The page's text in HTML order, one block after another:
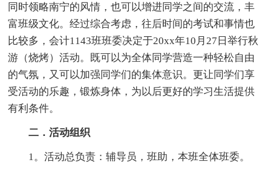
同时领略南宁的风情，也可以增进同学之间的交流，丰
富班级文化。经过综合考虑，往后时间的考试和事情也
比较多，会计1143班班委决定于20xx年10月27日举行秋
游（烧烤）活动。既可以为全体同学营造一种轻松自由
的气氛，又可以加强同学们的集体意识。更让同学们享
受活动的乐趣，锻炼身体，为以后更好的学习生活提供
有利条件。
二．活动组织
1。活动总负责：辅导员，班助，本班全体班委。